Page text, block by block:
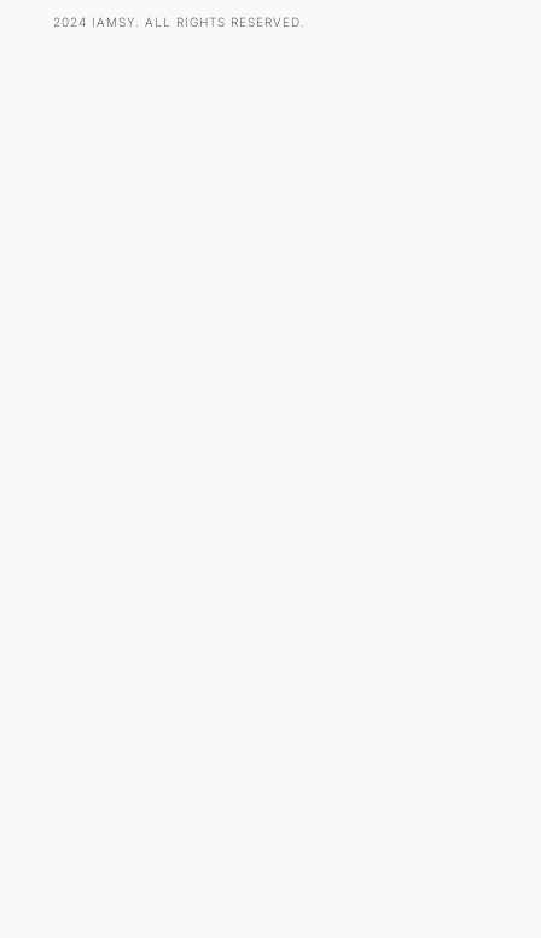
2024 IAMSY. ALL RIGHTS RESERVED.